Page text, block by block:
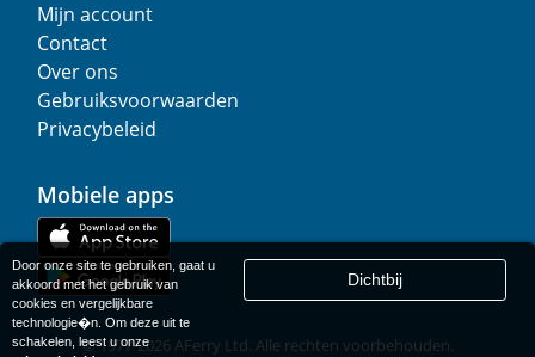
Mijn account
Contact
Over ons
Gebruiksvoorwaarden
Privacybeleid
Mobiele apps
© 1977-2026AFerry Ltd. Alle rechten voorbehouden.
Door onze site te gebruiken, gaat u
akkoord met het gebruik van
cookies en vergelijkbare
technologie�n. Om deze uit te
schakelen, leest u onze
Dichtbij